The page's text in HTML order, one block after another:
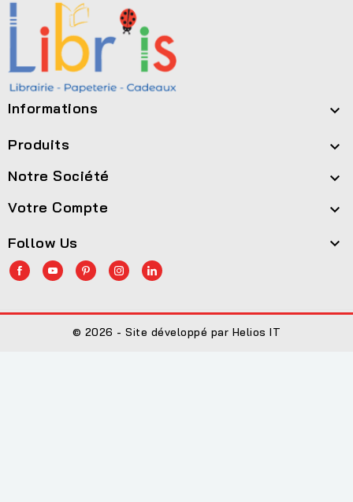
Informations 
Produits 
Notre Société 
Votre Compte 
Follow Us 
© 2026 - Site développé par Helios IT